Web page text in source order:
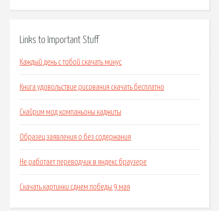
Links to Important Stuff
Каждый день с тобой скачать минус
Книга удовольствие рисования скачать бесплатно
Скайрим мод компаньоны каджиты
Образец заявления о без содержания
Не работает переводчик в яндекс браузере
Скачать картинки сднем победы 9 мая